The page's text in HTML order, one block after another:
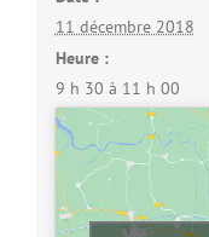
11 décembre 2018
Heure :
9 h 30 à 11 h 00